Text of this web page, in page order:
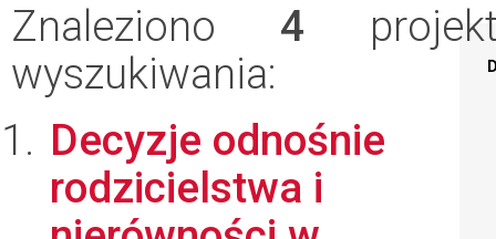
Znaleziono 4
wyszukiwania:
Decyzje odnośnie
rodzicielstwa i